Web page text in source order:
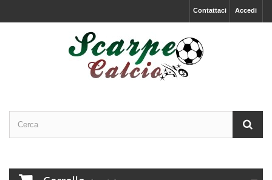
Accedi
Contattaci